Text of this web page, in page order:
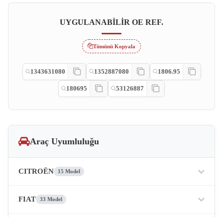
UYGULANABILIR OE REF.
Tümünü Kopyala
1343631080 1352887080 1806.95
180695 53126887
Araç Uyumluluğu
CITROËN 15 Model
FIAT 33 Model